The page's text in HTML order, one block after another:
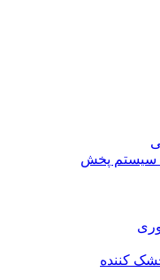
سیستم پخش
کننده